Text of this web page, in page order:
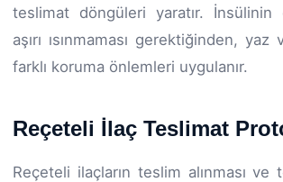
teslimat döngüleri yaratır. İnsülinin
aşırı ısınmaması gerektiğinden, yaz
farklı koruma önlemleri uygulanır.
Reçeteli İlaç Teslimat
Reçeteli ilaçların teslim alınması ve